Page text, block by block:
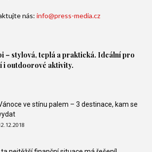
nás: info@press-media.cz
– stylová, teplá a praktická. Ideální pro
i outdoorové aktivity.
ve stínu palem – 3 destinace, kam se